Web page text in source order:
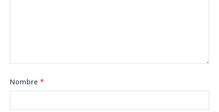
Nombre *